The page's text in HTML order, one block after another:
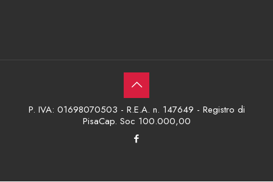
P. IVA: 01698070503 - R.E.A. n. 147649 - Registro di
PisaCap. Soc 100.000,00